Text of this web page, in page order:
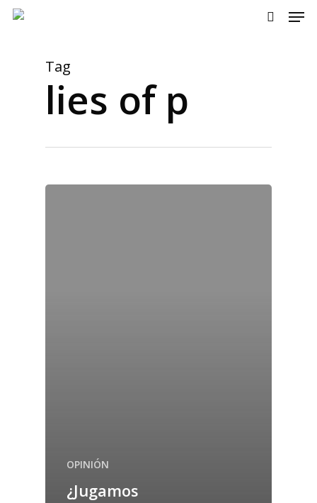
Skip
Tag
lies of p
OPINIÓN
¿Jugamos